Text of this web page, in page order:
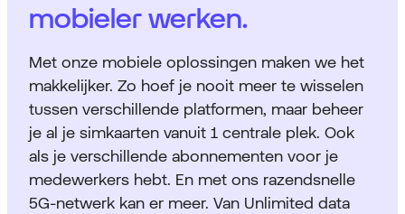
mobieler werken.
Met onze mobiele oplossingen maken we het
makkelijker. Zo hoef je nooit meer te wisselen
tussen verschillende platformen, maar beheer
je al je simkaarten vanuit 1 centrale plek. Ook
als je verschillende abonnementen voor je
medewerkers hebt. En met ons razendsnelle
5G-netwerk kan er meer. Van Unlimited data